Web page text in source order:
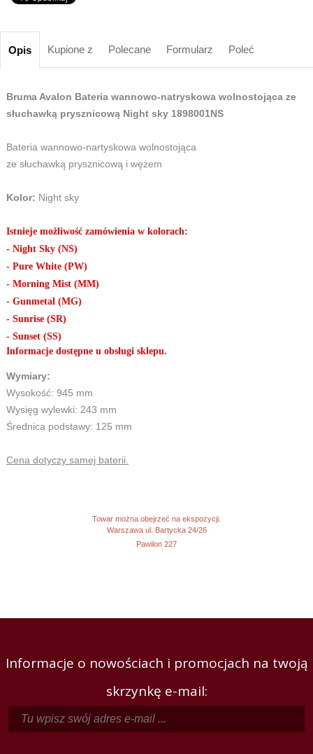
Opis Kupione z Polecane Formularz Poleć
Bruma Avalon Bateria wannowo-natryskowa wolnostojąca ze
słuchawką prysznicową Night sky 1898001NS
Bateria wannowo-nartyskowa wolnostojąca
ze słuchawką prysznicową i wężem
Kolor: Night sky
Istnieje możliwość zamówienia w kolorach:
- Night Sky (NS)
- Pure White (PW)
- Morning Mist (MM)
- Gunmetal (MG)
- Sunrise (SR)
- Sunset (SS)
Informacje dostępne u obsługi sklepu.
Wymiary:
Wysokość: 945 mm
Wysięg wylewki: 243 mm
Średnica podstawy: 125 mm
Cena dotyczy samej baterii.
Towar można obejrzeć na ekspozycji.
Warszawa ul. Bartycka 24/26
Pawilon 227
Informacje o nowościach i promocjach na twoją
skrzynkę e-mail: